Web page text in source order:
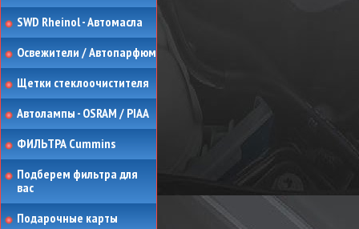
SWD Rheinol - Автомасла
Освежители / Автопарфюм
Щетки стеклоочистителя
Автолампы - OSRAM / PIAA
ФИЛЬТРА Cummins
Подберем фильтра для
вас
Подарочные карты